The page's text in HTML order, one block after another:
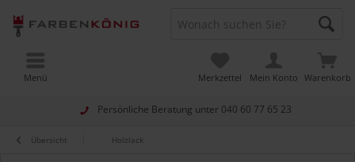
Persönliche Beratung unter 040 60 77 65 23
Warenkorb
Merkzettel Mein Konto
Menü
Übersicht Holzlack